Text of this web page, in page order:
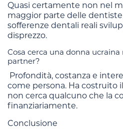
Quasi certamente non nel
maggior parte delle
sofferenze dentali reali
disprezzo.
Cosa cerca una donna
partner?
Profondità, costanza e
come persona. Ha costruito
non cerca qualcuno che la
finanziariamente.
Conclusione